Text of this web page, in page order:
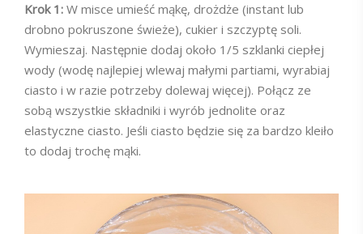
Krok 1: W misce umieść mąkę, drożdże (instant lub
drobno pokruszone świeże), cukier i szczyptę soli.
Wymieszaj. Następnie dodaj około 1/5 szklanki ciepłej
wody (wodę najlepiej wlewaj małymi partiami, wyrabiaj
ciasto i w razie potrzeby dolewaj więcej). Połącz ze
sobą wszystkie składniki i wyrób jednolite oraz
elastyczne ciasto. Jeśli ciasto będzie się za bardzo kleiło
to dodaj trochę mąki.